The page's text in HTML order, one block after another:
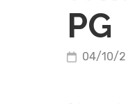
PG
04/10/